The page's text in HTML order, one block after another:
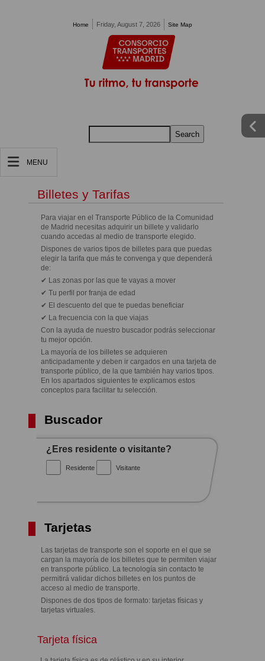
Home Friday, August 7, 2026 Site Map
Search
MENU
Billetes y Tarifas
Para viajar en el Transporte Público de la Comunidad
de Madrid necesitas adquirir un billete y validarlo
cuando accedas al medio de transporte elegido.
Dispones de varios tipos de billetes para que puedas
elegir la tarifa que más te convenga y que dependerá
de:
✔ Las zonas por las que te vayas a mover
✔ Tu perfil por franja de edad
✔ El descuento del que te puedas beneficiar
✔ La frecuencia con la que viajas
Con la ayuda de nuestro buscador podrás seleccionar
tu mejor opción.
La mayoría de los billetes se adquieren
anticipadamente y deben ir cargados en una tarjeta de
transporte público, de la que también hay varios tipos.
En los apartados siguientes te explicamos estos
conceptos para facilitar tu selección.
Buscador
¿Eres residente o visitante?
Residente Visitante
Tarjetas
Las tarjetas de transporte son el soporte en el que se
cargan la mayoría de los billetes que te permiten viajar
en transporte público. La tecnología sin contacto te
permitirá validar dichos billetes en los puntos de
acceso al medio de transporte.
Dispones de dos tipos de formato: tarjetas físicas y
tarjetas virtuales.
Tarjeta física